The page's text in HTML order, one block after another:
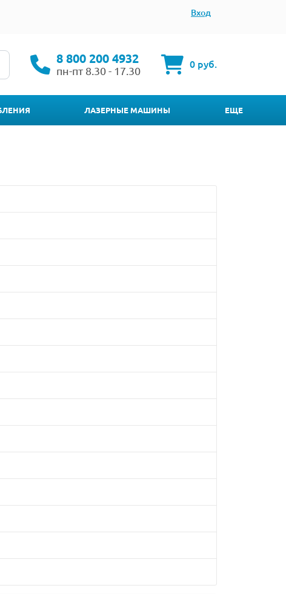
Вход
8 800 200 4932
пн-пт 8.30 - 17.30
0 руб.
ЛАЗЕРНЫЕ МАШИНЫ ЕЩЕ